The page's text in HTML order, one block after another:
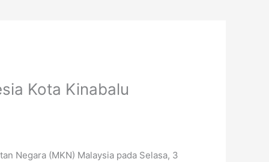
Kota Kinabalu
Negara (MKN) Malaysia pada Selasa, 3